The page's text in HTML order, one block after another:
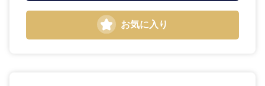
お気に入り